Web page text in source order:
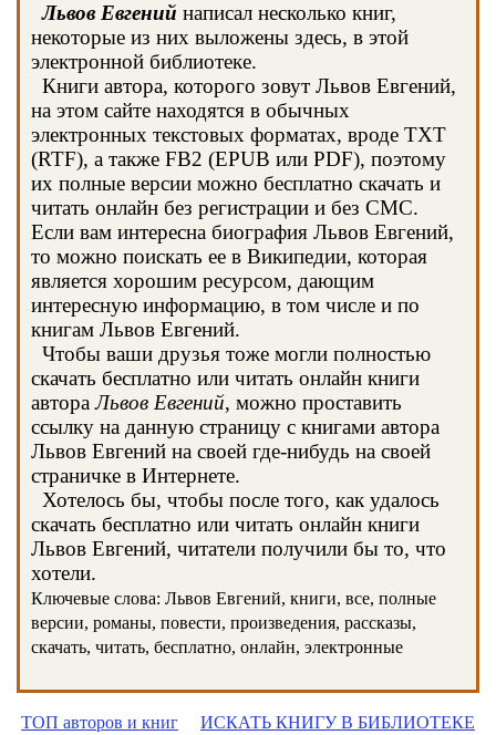
Львов Евгений написал несколько книг,
некоторые из них выложены здесь, в этой
электронной библиотеке.
Книги автора, которого зовут Львов Евгений,
на этом сайте находятся в обычных
электронных текстовых форматах, вроде TXT
(RTF), а также FB2 (EPUB или PDF), поэтому
их полные версии можно бесплатно скачать и
читать онлайн без регистрации и без СМС.
Если вам интересна биография Львов Евгений,
то можно поискать ее в Википедии, которая
является хорошим ресурсом, дающим
интересную информацию, в том числе и по
книгам Львов Евгений.
Чтобы ваши друзья тоже могли полностью
скачать бесплатно или читать онлайн книги
автораЛьвов Евгений, можно проставить
ссылку на данную страницу с книгами автора
Львов Евгений на своей где-нибудь на своей
страничке в Интернете.
Хотелось бы, чтобы после того, как удалось
скачать бесплатно или читать онлайн книги
Львов Евгений, читатели получили бы то, что
хотели.
Ключевые слова: Львов Евгений, книги, все, полные
версии, романы, повести, произведения, рассказы,
скачать, читать, бесплатно, онлайн, электронные
ТОП авторов и книг ИСКАТЬ КНИГУ В БИБЛИОТЕКЕ